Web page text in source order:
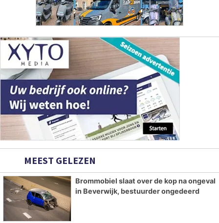
MEEST GELEZEN
Brommobiel slaat over de kop na ongeval
in Beverwijk, bestuurder ongedeerd